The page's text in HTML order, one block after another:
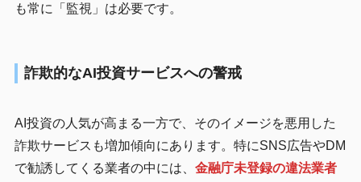
も常に「監視」は必要です。
詐欺的なAI投資サービスへの警戒
AI投資の人気が高まる一方で、そのイメージを悪用した
詐欺サービスも増加傾向にあります。特にSNS広告やDM
で勧誘してくる業者の中には、 金融庁未登録の違法業者